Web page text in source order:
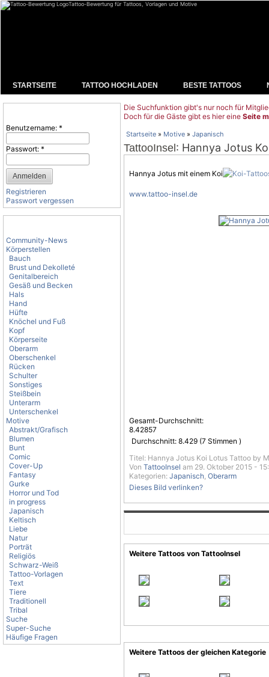
Tattoo-Bewertung für Tattoos, Vorlagen und Motive
STARTSEITE TATTOO HOCHLADEN BESTE TATTOOS
Benutzername: *
Passwort: *
Registrieren
Passwort vergessen
Community-News
Körperstellen
Bauch
Brust und Dekolleté
Genitalbereich
Gesäß und Becken
Hals
Hand
Hüfte
Knöchel und Fuß
Kopf
Körperseite
Oberarm
Oberschenkel
Rücken
Schulter
Sonstiges
Steißbein
Unterarm
Unterschenkel
Motive
Abstrakt/Grafisch
Blumen
Bunt
Comic
Cover-Up
Fantasy
Gurke
Horror und Tod
in progress
Japanisch
Keltisch
Liebe
Natur
Porträt
Religiös
Schwarz-Weiß
Tattoo-Vorlagen
Text
Tiere
Traditionell
Tribal
Suche
Super-Suche
Häufige Fragen
Die Suchfunktion gibt's nur noch für
Doch für die Gäste gibt es hier eine Seite
Startseite » Motive » Japanisch
TattooInsel : Hannya Jotus
Hannya Jotus mit einem Koi
www.tattoo-insel.de
Gesamt-Durchschnitt:
8.42857
Durchschnitt: 8.429 (7 Stimmen )
Titel: Hannya Jotus Koi Lotus Tattoo by
Von TattooInsel am 29. Oktober 2015 -
Kategorien: Japanisch, Oberarm
Dieses Bild verlinken?
Weitere Tattoos von TattooInsel
Weitere Tattoos der gleichen Kategorie